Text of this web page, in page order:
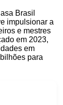
Brasil
impulsionar a
e mestres
em 2023,
em
para